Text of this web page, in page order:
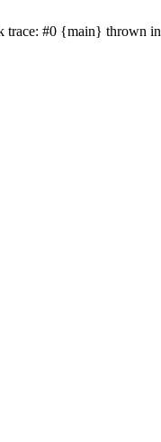
trace: #0 {main} thrown in